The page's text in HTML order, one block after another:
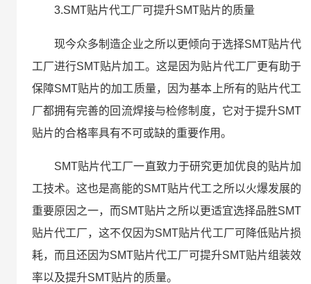
3.SMT贴片代工厂可提升SMT贴片的质量
现今众多制造企业之所以更倾向于选择SMT贴片代
工厂进行SMT贴片加工。这是因为贴片代工厂更有助于
保障SMT贴片的加工质量，因为基本上所有的贴片代工
厂都拥有完善的回流焊接与检修制度，它对于提升SMT
贴片的合格率具有不可或缺的重要作用。
SMT贴片代工厂一直致力于研究更加优良的贴片加
工技术。这也是高能的SMT贴片代工之所以火爆发展的
重要原因之一，而SMT贴片之所以更适宜选择品胜SMT
贴片代工厂，这不仅因为SMT贴片代工厂可降低贴片损
耗，而且还因为SMT贴片代工厂可提升SMT贴片组装效
率以及提升SMT贴片的质量。